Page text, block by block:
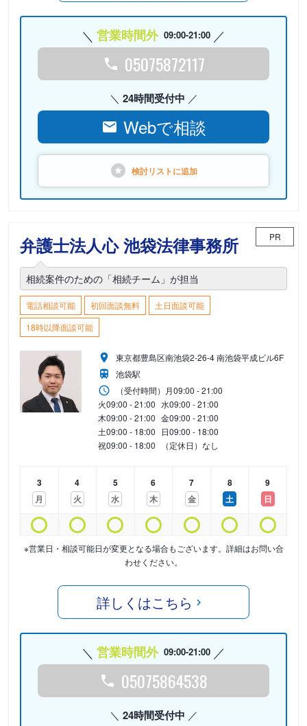
営業時間外 09:00-21:00
05075872117
24時間受付中
Webで相談
検討リストに追加
弁護士法人心 池袋法律事務所 PR
相続案件のための「相続チーム」が担当
電話相談可能 初回面談無料
土日面談可能
18時以降面談可能
東京都豊島区南池袋2-26-4 南池袋平成ビル6F
池袋駅
（受付時間） 月09:00 - 21:00
火09:00 - 21:00 水09:00 - 21:00
木09:00 - 21:00 金09:00 - 21:00
土09:00 - 18:00 日09:00 - 18:00
祝09:00 - 18:00 （定休日）なし
3
月
4
火
5
水
6
木
7
金
8
土
9
日
※営業日・相談可能日が変更となる場合もございます。詳細はお問い合
わせください。
詳しくはこちら
営業時間外 09:00-21:00
05075864538
24時間受付中